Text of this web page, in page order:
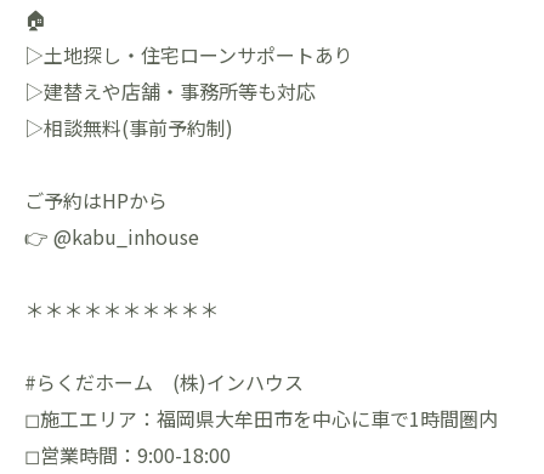
🏠
▷土地探し・住宅ローンサポートあり
▷建替えや店舗・事務所等も対応
▷相談無料(事前予約制)
ご予約はHPから
👉 @kabu_inhouse
＊＊＊＊＊＊＊＊＊＊
#らくだホーム (株)インハウス
◻︎施工エリア：福岡県大牟田市を中心に車で1時間圏内
◻︎営業時間：9:00-18:00